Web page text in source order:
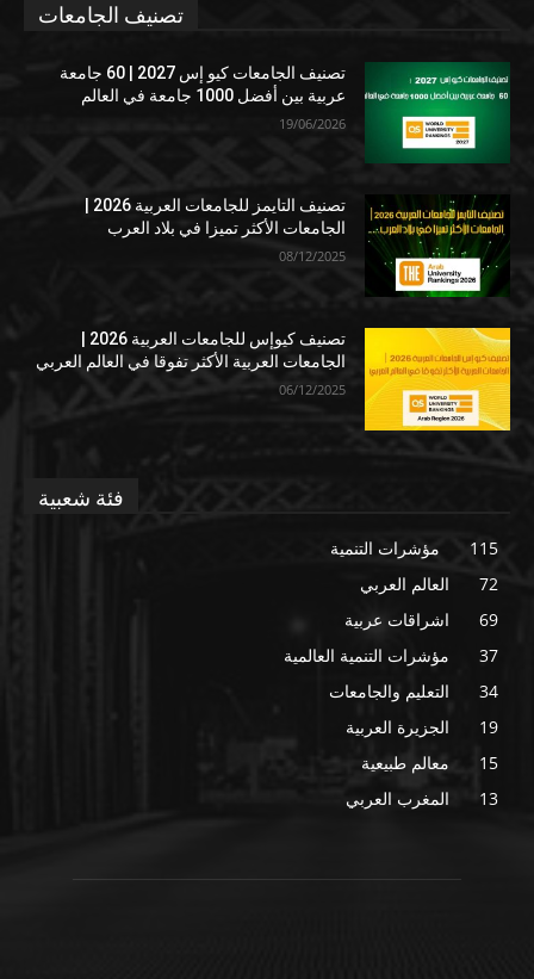
تصنيف الجامعات
تصنيف الجامعات كيو إس 2027 | 60 جامعة
عربية بين أفضل 1000 جامعة في العالم
19/06/2026
الجامعات الأكثر تميزا في بلاد العرب
08/12/2025
الجامعات العربية الأكثر تفوقا في العالم العربي
06/12/2025
فئة شعبية
مؤشرات التنمية
115
العالم العربي
72
اشراقات عربية
69
مؤشرات التنمية العالمية
37
التعليم والجامعات
34
الجزيرة العربية
19
معالم طبيعية
15
المغرب العربي
13